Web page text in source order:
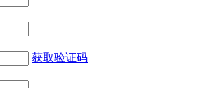
获取验证码